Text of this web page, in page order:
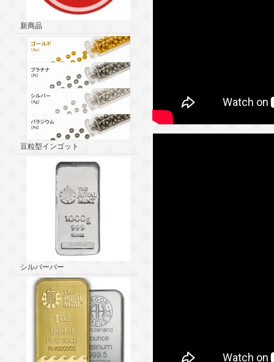
新商品
豆粒型インゴット
シルバーバー